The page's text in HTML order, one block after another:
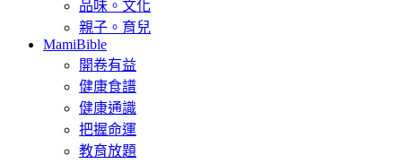
品味。文化
親子。育兒
MamiBible
開卷有益
健康食譜
健康通識
把握命運
教育放題